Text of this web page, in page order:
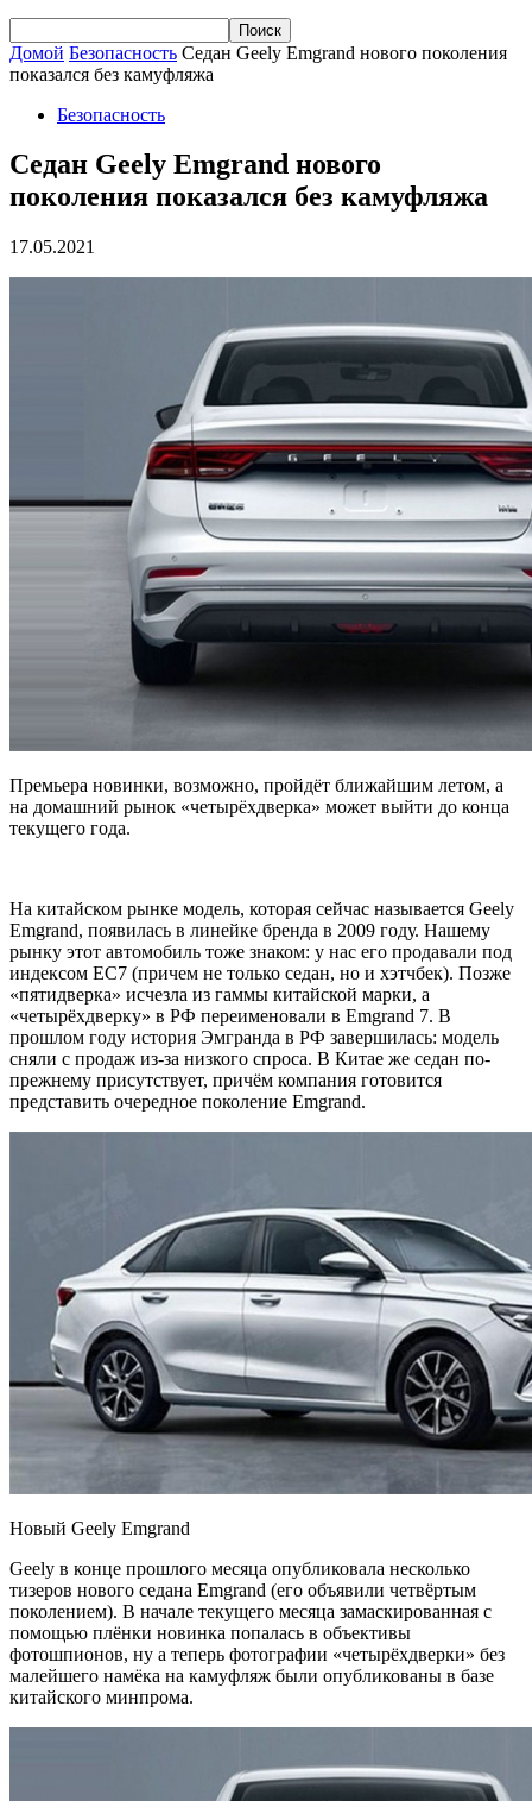
Домой Безопасность Седан Geely Emgrand нового поколения
показался без камуфляжа
Безопасность
Седан Geely Emgrand нового
поколения показался без камуфляжа
17.05.2021
Премьера новинки, возможно, пройдёт ближайшим летом, а
на домашний рынок «четырёхдверка» может выйти до конца
текущего года.
На китайском рынке модель, которая сейчас называется Geely
Emgrand, появилась в линейке бренда в 2009 году. Нашему
рынку этот автомобиль тоже знаком: у нас его продавали под
индексом EC7 (причем не только седан, но и хэтчбек). Позже
«пятидверка» исчезла из гаммы китайской марки, а
«четырёхдверку» в РФ переименовали в Emgrand 7. В
прошлом году история Эмгранда в РФ завершилась: модель
сняли с продаж из-за низкого спроса. В Китае же седан по-
прежнему присутствует, причём компания готовится
представить очередное поколение Emgrand.
Новый Geely Emgrand
Geely в конце прошлого месяца опубликовала несколько
тизеров нового седана Emgrand (его объявили четвёртым
поколением). В начале текущего месяца замаскированная с
помощью плёнки новинка попалась в объективы
фотошпионов, ну а теперь фотографии «четырёхдверки» без
малейшего намёка на камуфляж были опубликованы в базе
китайского минпрома.